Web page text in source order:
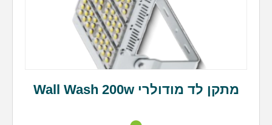
מתקן לד מודולרי Wall Wash 200w